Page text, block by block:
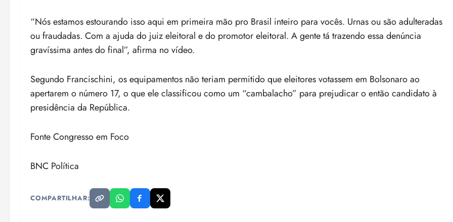
“Nós estamos estourando isso aqui em primeira mão pro Brasil inteiro para vocês. Urnas ou são adulteradas
ou fraudadas. Com a ajuda do juiz eleitoral e do promotor eleitoral. A gente tá trazendo essa denúncia
gravíssima antes do final”, afirma no vídeo.
Segundo Francischini, os equipamentos não teriam permitido que eleitores votassem em Bolsonaro ao
apertarem o número 17, o que ele classificou como um “cambalacho” para prejudicar o então candidato à
presidência da República.
Fonte Congresso em Foco
BNC Política
COMPARTILHAR: